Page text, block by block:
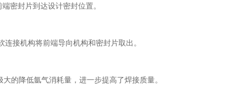
密封片到达设计密封位置。
接机构将前端导向机构和密封片取出。
的降低氩气消耗量，进一步提高了焊接质量。